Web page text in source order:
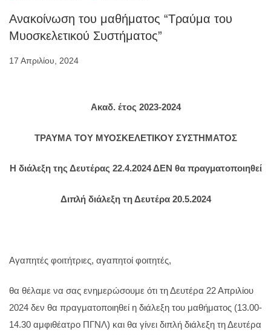
Ανακοίνωση του μαθήματος “Τραύμα του
Μυοσκελετικού Συστήματος”
17 Απριλίου, 2024
Ακαδ. έτος 2023-2024
ΤΡΑΥΜΑ ΤΟΥ ΜΥΟΣΚΕΛΕΤΙΚΟΥ ΣΥΣΤΗΜΑΤΟΣ
Η διάλεξη της Δευτέρας 22.4.2024 ΔΕΝ θα πραγματοποιηθεί
Διπλή διάλεξη τη Δευτέρα 20.5.2024
Αγαπητές φοιτήτριες, αγαπητοί φοιτητές,
θα θέλαμε να σας ενημερώσουμε ότι τη Δευτέρα 22 Απριλίου
2024 δεν θα πραγματοποιηθεί η διάλεξη του μαθήματος (13.00-
14.30 αμφιθέατρο ΠΓΝΛ) και θα γίνει διπλή διάλεξη τη Δευτέρα